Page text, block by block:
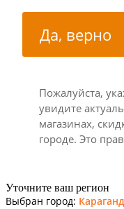
Да, верно
Пожалуйста,
увидите
магазинах,
городе. Это
Уточните ваш регион
Выбран город: